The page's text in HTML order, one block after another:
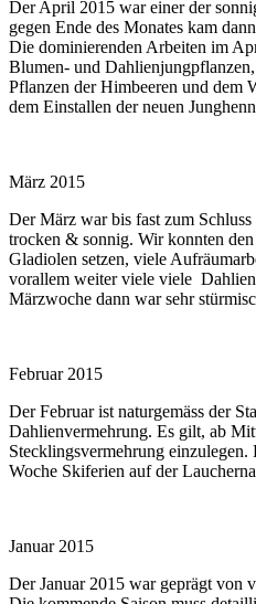
Der April 2015 war einer der
gegen Ende des Monates kam
Die dominierenden Arbeiten im
Blumen- und
Pflanzen der Himbeeren und dem
dem Einstallen der neuen
März 2015
Der März war bis fast zum
trocken & sonnig. Wir konnten den
Gladiolen setzen, viele
vorallem weiter viele viele
Märzwoche dann war sehr
Februar 2015
Der Februar ist naturgemäss der
Dahlienvermehrung. Es gilt, ab
Stecklingsvermehrung
Woche Skiferien auf der
Januar 2015
Der Januar 2015 war geprägt von